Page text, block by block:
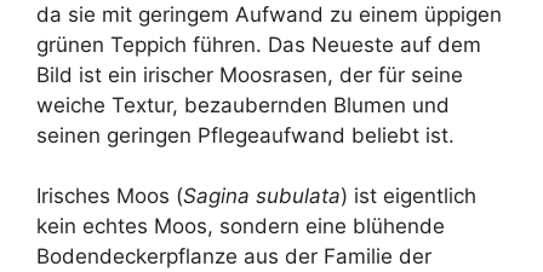
da sie mit geringem Aufwand zu einem üppigen
grünen Teppich führen. Das Neueste auf dem
Bild ist ein irischer Moosrasen, der für seine
weiche Textur, bezaubernden Blumen und
seinen geringen Pflegeaufwand beliebt ist.
Irisches Moos (Sagina subulata) ist eigentlich
kein echtes Moos, sondern eine blühende
Bodendeckerpflanze aus der Familie der